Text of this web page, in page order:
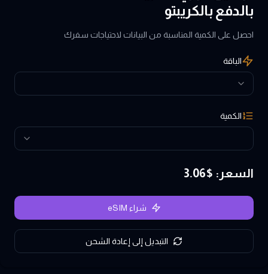
بالدفع بالكريبتو
احصل على الكمية المناسبة من البيانات لاحتياجات سفرك
الباقة
الكمية
السعر : $
3.06
شراء eSIM
التبديل إلى إعادة الشحن